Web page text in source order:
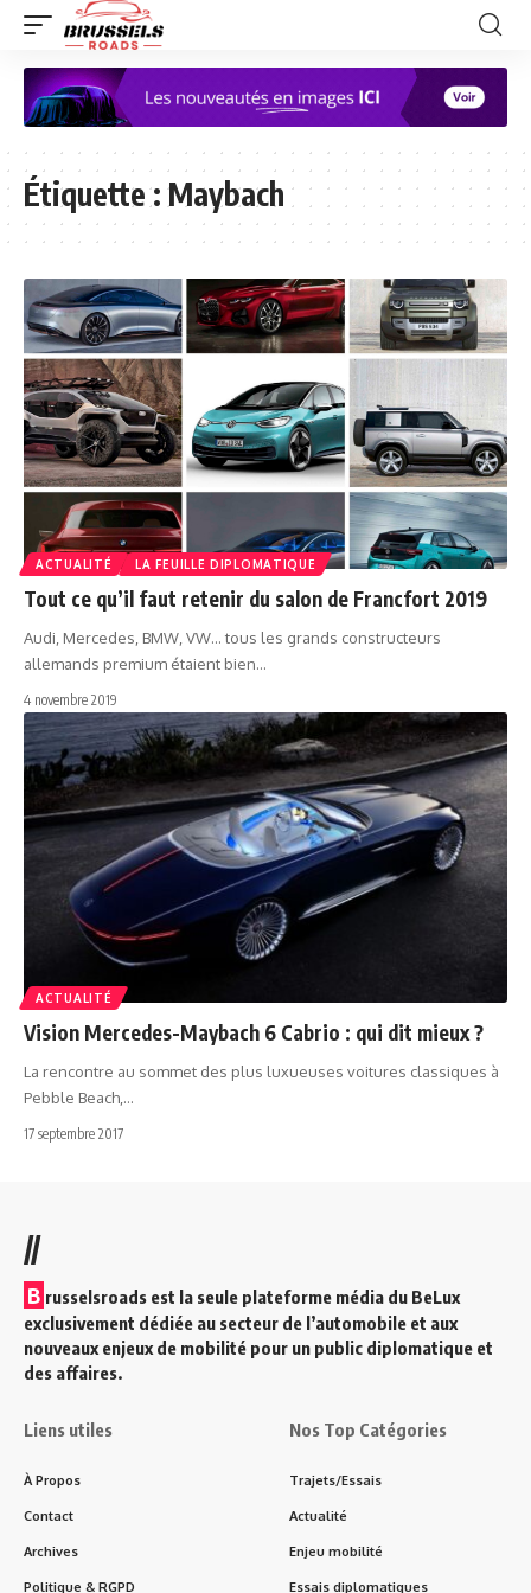
Étiquette :Maybach
ACTUALITÉ LA FEUILLE DIPLOMATIQUE
Tout ce qu’il faut retenir du salon de Francfort 2019
Audi, Mercedes, BMW, VW… tous les grands constructeurs
allemands premium étaient bien…
4 novembre 2019
ACTUALITÉ
Vision Mercedes-Maybach 6 Cabrio : qui dit mieux ?
La rencontre au sommet des plus luxueuses voitures classiques à
Pebble Beach,…
17 septembre 2017
//
B russelsroads est la seule plateforme média du BeLux
exclusivement dédiée au secteur de l’automobile et aux
nouveaux enjeux de mobilité pour un public diplomatique et
des affaires.
Liens utiles
À Propos
Contact
Archives
Politique & RGPD
Nos Top Catégories
Trajets/Essais
Actualité
Enjeu mobilité
Essais diplomatiques